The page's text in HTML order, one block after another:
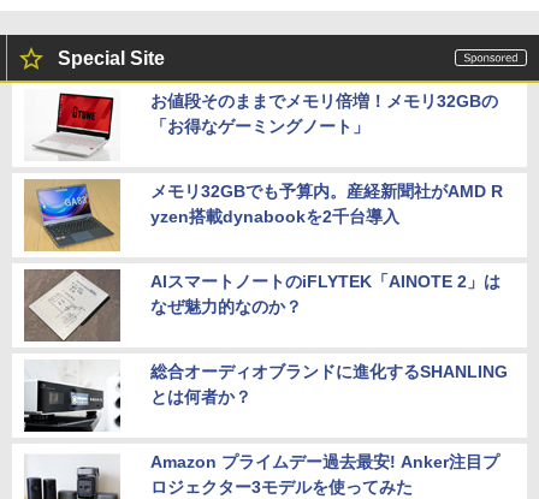
Special Site
お値段そのままでメモリ倍増！メモリ32GBの
「お得なゲーミングノート」
メモリ32GBでも予算内。産経新聞社がAMD R
yzen搭載dynabookを2千台導入
AIスマートノートのiFLYTEK「AINOTE 2」は
なぜ魅力的なのか？
総合オーディオブランドに進化するSHANLING
とは何者か？
Amazon プライムデー過去最安! Anker注目プ
ロジェクター3モデルを使ってみた